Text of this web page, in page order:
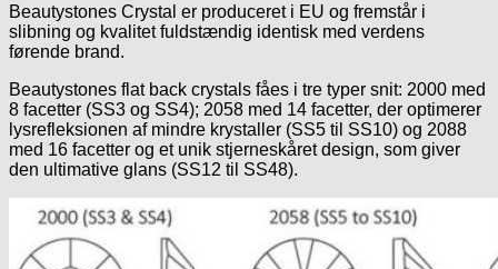
Beautystones Crystal er produceret i EU og fremstår i
slibning og kvalitet fuldstændig identisk med verdens
førende brand.
Beautystones flat back crystals fåes i tre typer snit: 2000 med
8 facetter (SS3 og SS4); 2058 med 14 facetter, der optimerer
lysrefleksionen af mindre krystaller (SS5 til SS10) og 2088
med 16 facetter og et unik stjerneskåret design, som giver
den ultimative glans (SS12 til SS48).